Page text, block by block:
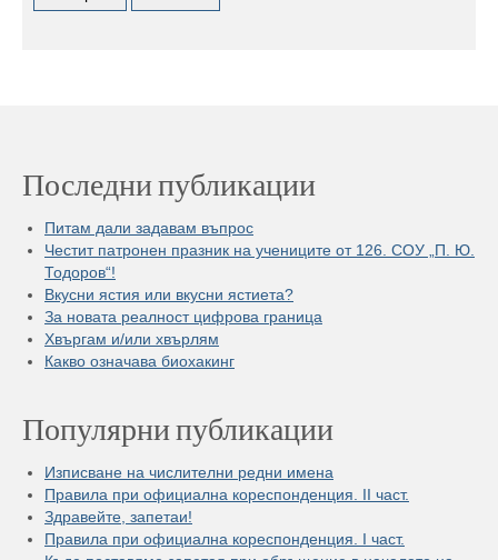
Последни публикации
Питам дали задавам въпрос
Честит патронен празник на учениците от 126. СОУ „П. Ю.
Тодоров“!
Вкусни ястия или вкусни ястиета?
За новата реалност цифрова граница
Хвъргам и/или хвърлям
Какво означава биохакинг
Популярни публикации
Изписване на числителни редни имена
Правила при официална кореспонденция. II част.
Здравейте, запетаи!
Правила при официална кореспонденция. I част.